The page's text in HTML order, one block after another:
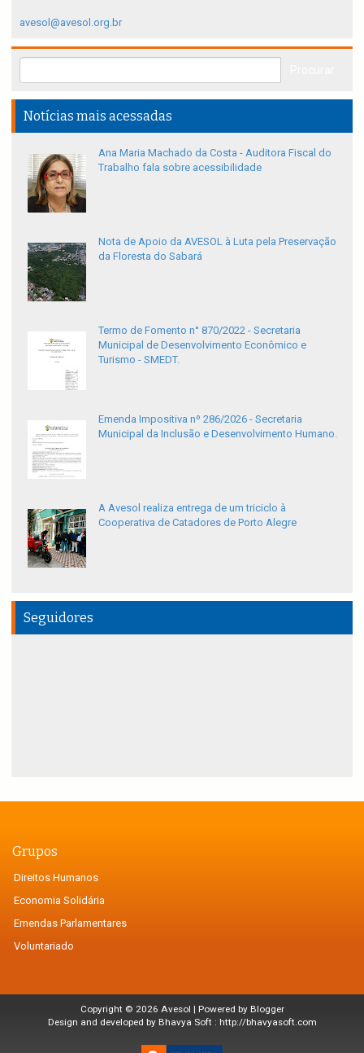
avesol@avesol.org.br
Notícias mais acessadas
Ana Maria Machado da Costa - Auditora Fiscal do
Trabalho fala sobre acessibilidade
Nota de Apoio da AVESOL à Luta pela Preservação
da Floresta do Sabará
Termo de Fomento n° 870/2022 - Secretaria
Municipal de Desenvolvimento Econômico e
Turismo - SMEDT.
Emenda Impositiva nº 286/2026 - Secretaria
Municipal da Inclusão e Desenvolvimento Humano.
A Avesol realiza entrega de um triciclo à
Cooperativa de Catadores de Porto Alegre
Seguidores
Grupos
Direitos Humanos
Economia Solidária
Emendas Parlamentares
Voluntariado
Copyright © 2026 Avesol | Powered by Blogger
Design and developed by Bhavya Soft : http://bhavyasoft.com